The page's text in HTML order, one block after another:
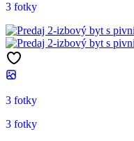
3 fotky
3 fotky
3 fotky